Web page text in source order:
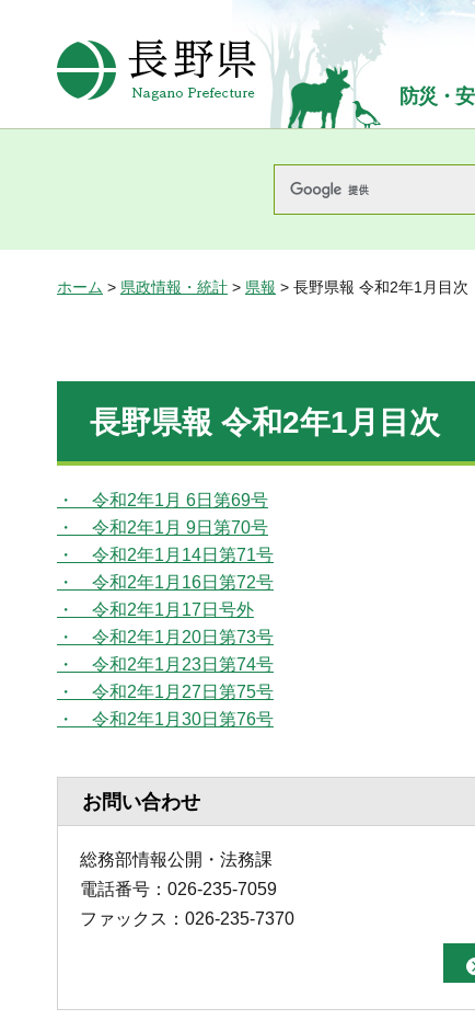
長野県Nagano Prefecture
防災・
ホーム > 県政情報・統計 > 県報 > 長野県報 令和2年1月目次
長野県報 令和2年1月目次
・ 令和2年1月 6日第69号
・ 令和2年1月 9日第70号
・ 令和2年1月14日第71号
・ 令和2年1月16日第72号
・ 令和2年1月17日号外
・ 令和2年1月20日第73号
・ 令和2年1月23日第74号
・ 令和2年1月27日第75号
・ 令和2年1月30日第76号
お問い合わせ
総務部情報公開・法務課
電話番号：026-235-7059
ファックス：026-235-7370